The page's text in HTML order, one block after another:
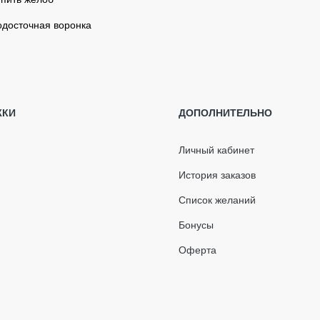
Подробнее о гарантии
воронка
смонтированной кровли
ДОПОЛНИТЕЛЬНО
Личный кабинет
История заказов
Список желаний
Бонусы
Оферта